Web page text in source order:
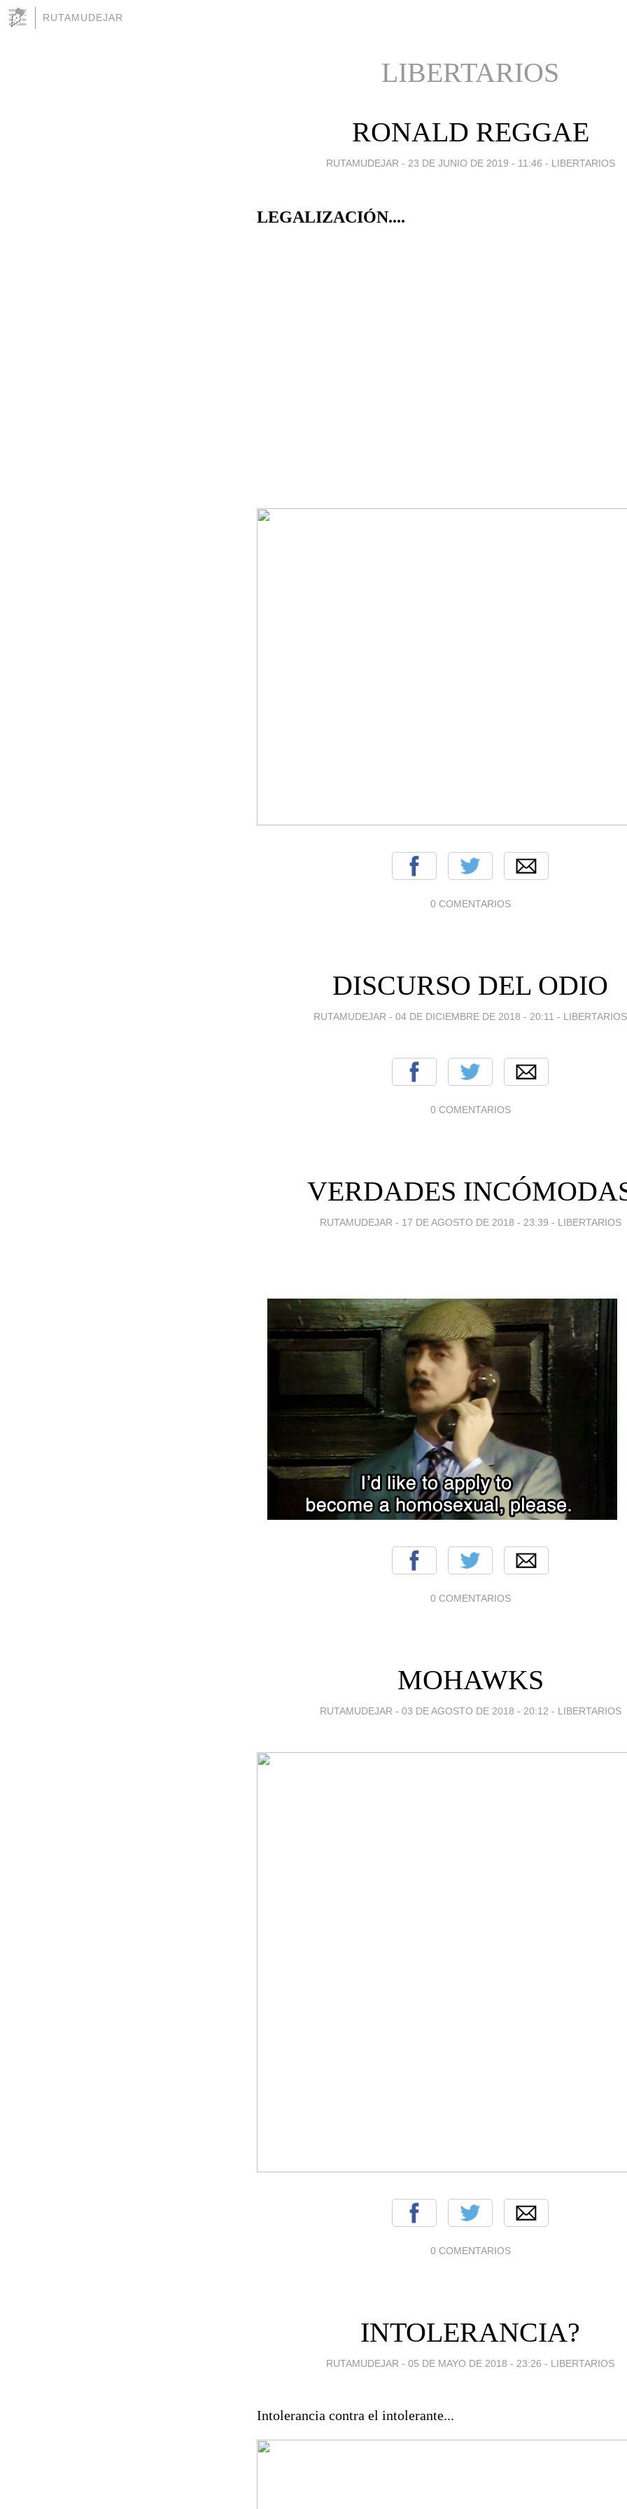
RUTAMUDEJAR
LIBERTARIOS
RONALD REGGAE
RUTAMUDEJAR - 23 DE JUNIO DE 2019 - 11:46 - LIBERTARIOS
LEGALIZACIÓN....
0 COMENTARIOS
DISCURSO DEL ODIO
RUTAMUDEJAR - 04 DE DICIEMBRE DE 2018 - 20:11 - LIBERTARIOS
0 COMENTARIOS
VERDADES
RUTAMUDEJAR - 17 DE AGOSTO DE 2018 - 23:39 - LIBERTARIOS
0 COMENTARIOS
MOHAWKS
RUTAMUDEJAR - 03 DE AGOSTO DE 2018 - 20:12 - LIBERTARIOS
0 COMENTARIOS
INTOLERANCIA?
RUTAMUDEJAR - 05 DE MAYO DE 2018 - 23:26 - LIBERTARIOS
Intolerancia contra el intolerante...